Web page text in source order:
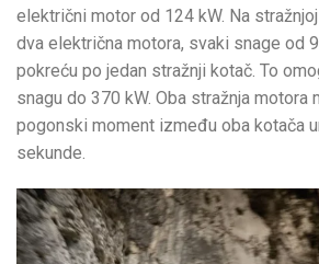
električni motor od 124 kW. Na
dva električna motora, svaki snage od
pokreću po jedan stražnji kotač. To
snagu do 370 kW. Oba stražnja motora
pogonski moment između oba kotača
sekunde.